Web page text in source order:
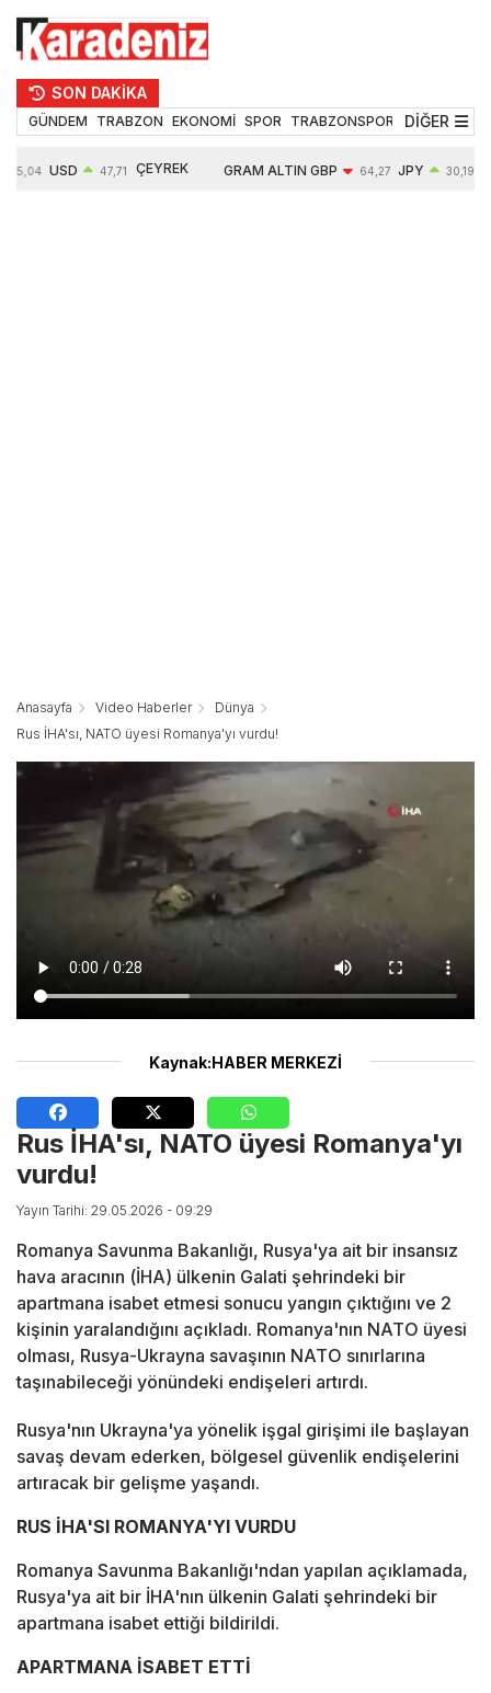
SON DAKİKA
GÜNDEM TRABZON EKONOMİ SPOR TRABZONSPOR TEKNOLOJİ
DİĞER
USD 47,71 ÇEYREK GRAM ALTIN GBP 64,27 JPY 30,19
Anasayfa Video Haberler
Dünya
Rus İHA'sı, NATO üyesi Romanya'yı vurdu!
Kaynak:HABER MERKEZİ
Rus İHA'sı, NATO üyesi Romanya'yı
vurdu!
Yayın Tarihi: 29.05.2026 - 09:29
Romanya Savunma Bakanlığı, Rusya'ya ait bir insansız
hava aracının (İHA) ülkenin Galati şehrindeki bir
apartmana isabet etmesi sonucu yangın çıktığını ve 2
kişinin yaralandığını açıkladı. Romanya'nın NATO üyesi
olması, Rusya-Ukrayna savaşının NATO sınırlarına
taşınabileceği yönündeki endişeleri artırdı.
Rusya'nın Ukrayna'ya yönelik işgal girişimi ile başlayan
savaş devam ederken, bölgesel güvenlik endişelerini
artıracak bir gelişme yaşandı.
RUS İHA'SI ROMANYA'YI VURDU
Romanya Savunma Bakanlığı'ndan yapılan açıklamada,
Rusya'ya ait bir İHA'nın ülkenin Galati şehrindeki bir
apartmana isabet ettiği bildirildi.
APARTMANA İSABET ETTİ